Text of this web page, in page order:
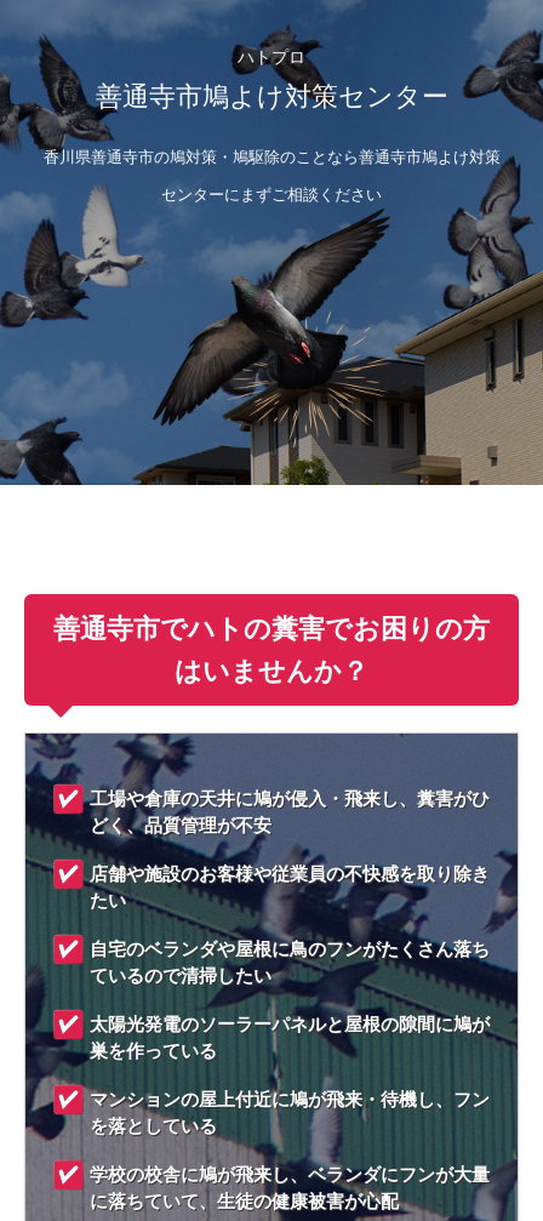
ハトプロ
善通寺市鳩よけ対策センター
香川県善通寺市の鳩対策・鳩駆除のことなら善通寺市鳩よけ対策
センターにまずご相談ください
善通寺市でハトの糞害でお困りの方
はいませんか？
工場や倉庫の天井に鳩が侵入・飛来し、糞害がひ
どく、品質管理が不安
店舗や施設のお客様や従業員の不快感を取り除き
たい
自宅のベランダや屋根に鳥のフンがたくさん落ち
ているので清掃したい
太陽光発電のソーラーパネルと屋根の隙間に鳩が
巣を作っている
マンションの屋上付近に鳩が飛来・待機し、フン
を落としている
学校の校舎に鳩が飛来し、ベランダにフンが大量
に落ちていて、生徒の健康被害が心配